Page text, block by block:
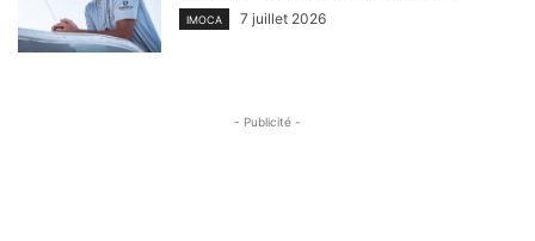
IMOCA 7 juillet 2026
- Publicité -